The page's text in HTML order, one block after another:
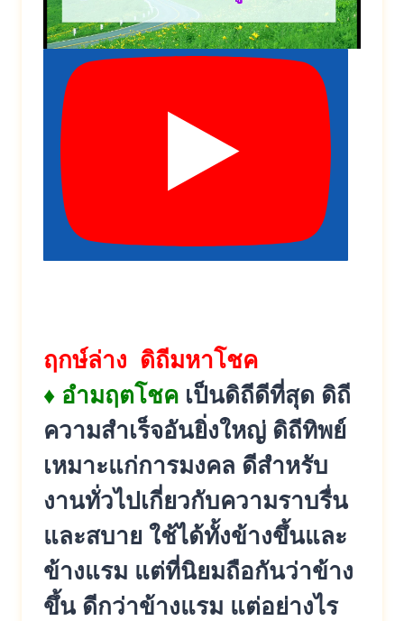
ฤกษ์ล่าง ดิถีมหาโชค
♦ อำมฤตโชค เป็นดิถีดีที่สุด ดิถี
ความสำเร็จอันยิ่งใหญ่ ดิถีทิพย์
เหมาะแก่การมงคล ดีสำหรับ
งานทั่วไปเกี่ยวกับความราบรื่น
และสบาย ใช้ได้ทั้งข้างขึ้นและ
ข้างแรม แต่ที่นิยมถือกันว่าข้าง
ขึ้น ดีกว่าข้างแรม แต่อย่างไร